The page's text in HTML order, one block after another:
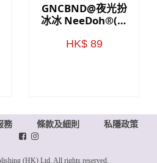
GNCBND@夜光扮
冰冰 NeeDoh®(藍
HK$ 89
務 條款及細則 私隱政策
(HK) Ltd. All rights reserved.